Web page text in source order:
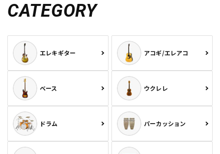
CATEGORY
エレキギター アコギ/エレアコ
ベース ウクレレ
ドラム パーカッション